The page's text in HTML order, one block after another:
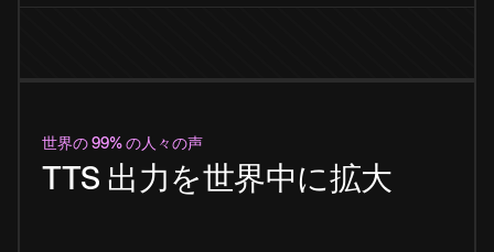
世界の 99% の人々の声
TTS 出力を世界中に拡大